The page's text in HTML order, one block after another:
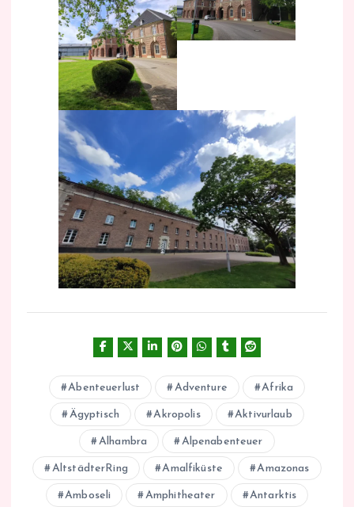
Abenteuerlust Adventure Afrika
Ägyptisch Akropolis Aktivurlaub
Alhambra Alpenabenteuer
AltstädterRing Amalfiküste Amazonas
Amboseli Amphitheater Antarktis